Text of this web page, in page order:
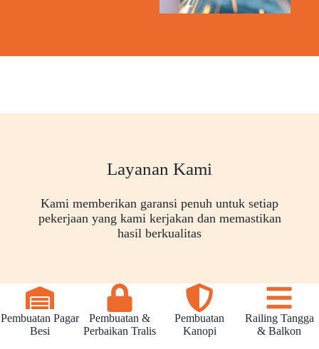
Layanan Kami
Kami memberikan garansi penuh untuk setiap
pekerjaan yang kami kerjakan dan memastikan
hasil berkualitas
Pembuatan Pagar
Besi
Pembuatan &
Perbaikan Tralis
Pembuatan
Kanopi
Railing Tangga
& Balkon